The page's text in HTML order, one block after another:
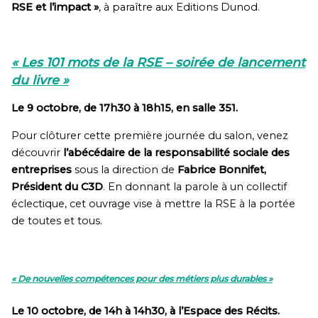
RSE et l’impact », à paraître aux Editions Dunod.
« Les 101 mots de la RSE – soirée de lancement
du livre »
Le 9 octobre, de 17h30 à 18h15, en salle 351.
Pour clôturer cette première journée du salon, venez
découvrir l’abécédaire de la responsabilité sociale des
entreprisessous la direction de Fabrice Bonnifet,
Président du C3D. En donnant la parole à un collectif
éclectique, cet ouvrage vise à mettre la RSE à la portée
de toutes et tous.
« De nouvelles compétences pour des métiers plus durables »
Le 10 octobre, de 14h à 14h30, à l’Espace des Récits.